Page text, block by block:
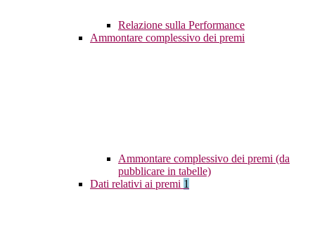
Relazione sulla Performance
Ammontare complessivo dei premi
Ammontare complessivo dei premi (da
pubblicare in tabelle)
Dati relativi ai premi 1